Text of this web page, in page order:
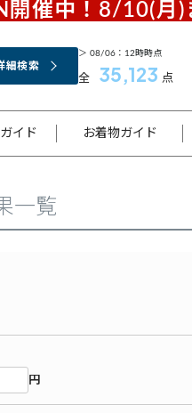
開催中！8/10(月)
細検索
＞ 08/06：12時時点
全 35,123 点
イド
着物参考サイズ/採寸について
お着物ガイド
イズ案内
ッフブログ
一覧
円